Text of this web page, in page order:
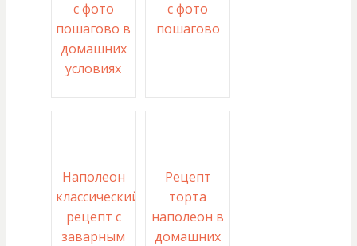
с фото
пошагово в
домашних
условиях
с фото
пошагово
Наполеон
классический
рецепт с
заварным
Рецепт
торта
наполеон в
домашних